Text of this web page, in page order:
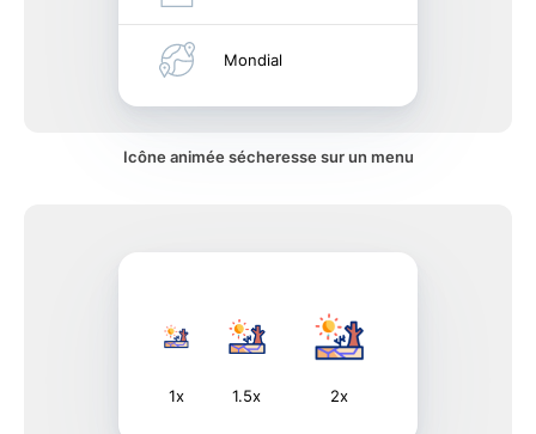
Mondial
Icône animée sécheresse sur un menu
1x 1.5x 2x